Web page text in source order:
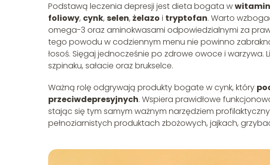
Podstawą leczenia depresji jest dieta bogata w
foliowy, cynk, selen, żelazo i tryptofan. Warto
omega-3 oraz aminokwasami odpowiedzialnymi za
tego powodu w codziennym menu nie powinno
łosoś. Sięgaj jednocześnie po zdrowe owoce i warzywa.
szpinaku, sałacie oraz brukselce.
Ważną rolę odgrywają produkty bogate w cynk, który
przeciwdepresyjnych. Wspiera prawidłowe
stając się tym samym ważnym narzędziem
pełnoziarnistych produktach zbożowych, jajkach,